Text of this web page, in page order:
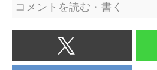
コメントを読む・書く